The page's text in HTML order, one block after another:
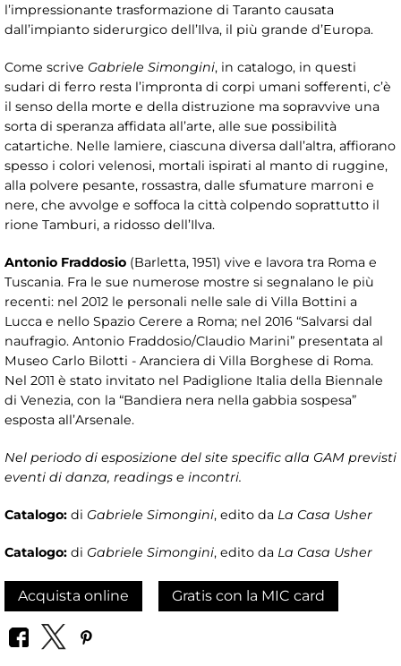
l’impressionante trasformazione di Taranto causata
dall’impianto siderurgico dell’Ilva, il più grande d’Europa.
Come scrive Gabriele Simongini, in catalogo, in questi
sudari di ferro resta l’impronta di corpi umani sofferenti, c’è
il senso della morte e della distruzione ma sopravvive una
sorta di speranza affidata all’arte, alle sue possibilità
catartiche. Nelle lamiere, ciascuna diversa dall’altra, affiorano
spesso i colori velenosi, mortali ispirati al manto di ruggine,
alla polvere pesante, rossastra, dalle sfumature marroni e
nere, che avvolge e soffoca la città colpendo soprattutto il
rione Tamburi, a ridosso dell’Ilva.
Antonio Fraddosio (Barletta, 1951) vive e lavora tra Roma e
Tuscania. Fra le sue numerose mostre si segnalano le più
recenti: nel 2012 le personali nelle sale di Villa Bottini a
Lucca e nello Spazio Cerere a Roma; nel 2016 “Salvarsi dal
naufragio. Antonio Fraddosio/Claudio Marini” presentata al
Museo Carlo Bilotti - Aranciera di Villa Borghese di Roma.
Nel 2011 è stato invitato nel Padiglione Italia della Biennale
di Venezia, con la “Bandiera nera nella gabbia sospesa”
esposta all’Arsenale.
Nel periodo di esposizione del site specific alla GAM previsti
eventi di danza, readings e incontri.
Catalogo: di Gabriele Simongini, edito da La Casa Usher
Catalogo: di Gabriele Simongini, edito da La Casa Usher
Acquista online Gratis con la MIC card